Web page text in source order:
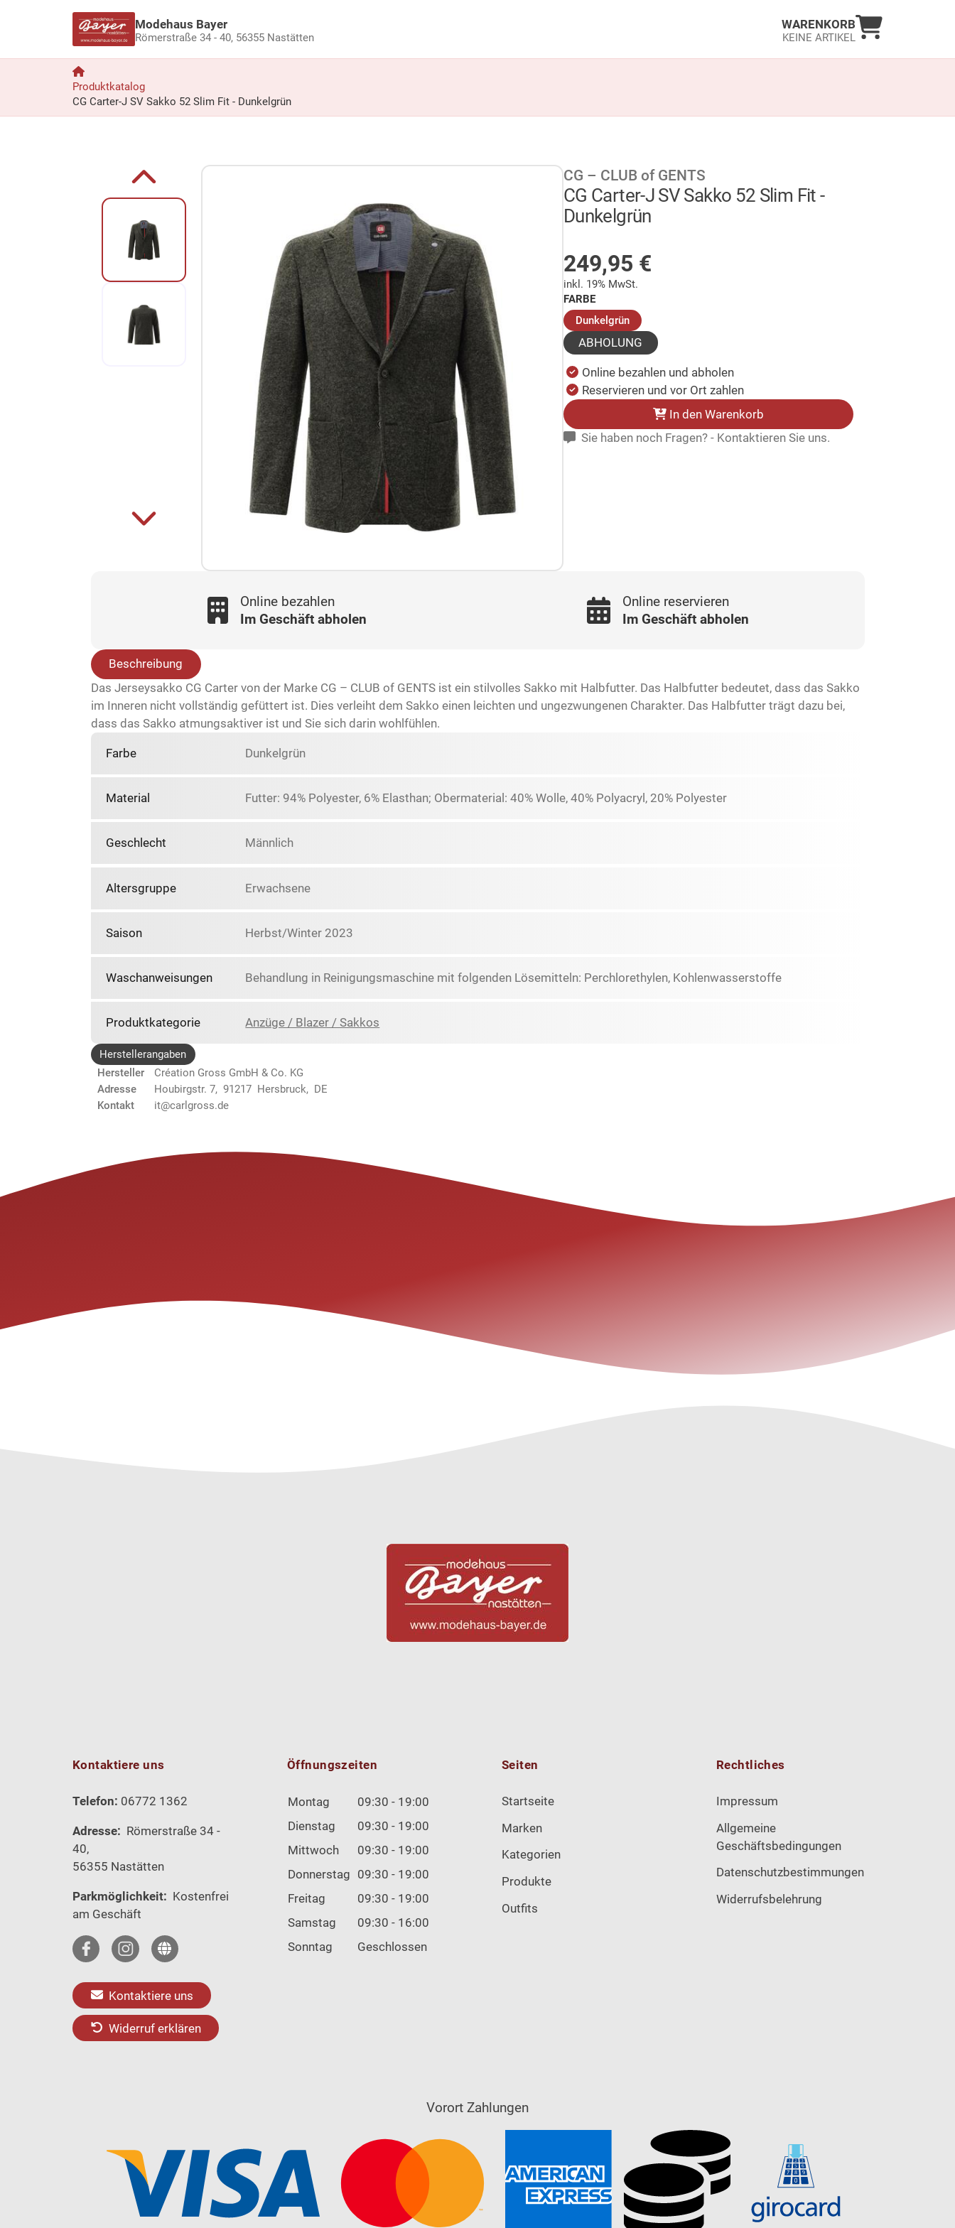
Modehaus Bayer
Römerstraße 34 - 40, 56355 Nastätten
WARENKORB
KEINE ARTIKEL
Warenkorb
Produktkatalog
CG Carter-J SV Sakko 52 Slim Fit - Dunkelgrün
Zur Produktbeschreibung springen CG – CLUB of GENTS
CG Carter-J SV Sakko 52 Slim Fit -
Dunkelgrün
249,95 €
inkl. 19% MwSt.
FARBE
Dunkelgrün(ausgewählt)
ABHOLUNG
Online bezahlen und abholen
Reservieren und vor Ort zahlen
In den Warenkorb
Sie haben noch Fragen? - Kontaktieren Sie uns.
Online bezahlen
Im Geschäft abholen
Online reservieren
Im Geschäft abholen
Beschreibung
Das Jerseysakko CG Carter von der Marke CG – CLUB of GENTS ist ein stilvolles Sakko mit Halbfutter. Das Halbfutter bedeutet, dass das Sakko
im Inneren nicht vollständig gefüttert ist. Dies verleiht dem Sakko einen leichten und ungezwungenen Charakter. Das Halbfutter trägt dazu bei,
dass das Sakko atmungsaktiver ist und Sie sich darin wohlfühlen.
Farbe Dunkelgrün
Material Futter: 94% Polyester, 6% Elasthan; Obermaterial: 40% Wolle, 40% Polyacryl, 20% Polyester
Geschlecht Männlich
Altersgruppe Erwachsene
Saison Herbst/Winter 2023
Waschanweisungen Behandlung in Reinigungsmaschine mit folgenden Lösemitteln: Perchlorethylen, Kohlenwasserstoffe
Produktkategorie Anzüge / Blazer / Sakkos
Herstellerangaben
Hersteller
Création Gross GmbH & Co. KG
Adresse
Houbirgstr. 7, 91217 Hersbruck, DE
Kontakt
it@carlgross.de
Kontaktiere uns
Telefon: 06772 1362
Adresse: Römerstraße 34 -
40,
56355 Nastätten
Parkmöglichkeit: Kostenfrei
am Geschäft
Kontaktiere uns
Widerruf erklären
Öffnungszeiten
Montag
09:30 - 19:00
Dienstag
09:30 - 19:00
Mittwoch
09:30 - 19:00
Donnerstag 09:30 - 19:00
Freitag
09:30 - 19:00
Samstag
09:30 - 16:00
Sonntag
Geschlossen
Seiten
Startseite
Marken
Kategorien
Produkte
Outfits
Rechtliches
Impressum
Allgemeine
Geschäftsbedingungen
Datenschutzbestimmungen
Widerrufsbelehrung
Vorort Zahlungen